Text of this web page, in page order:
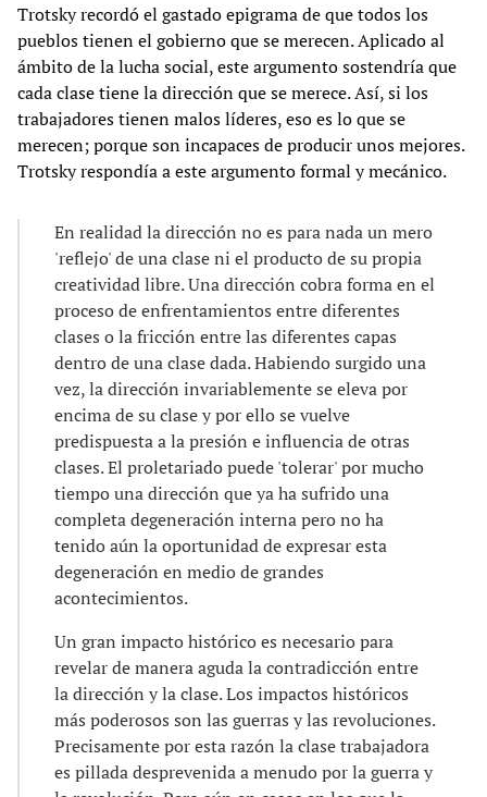
Trotsky recordó el gastado epigrama de que todos los
pueblos tienen el gobierno que se merecen. Aplicado al
ámbito de la lucha social, este argumento sostendría que
cada clase tiene la dirección que se merece. Así, si los
trabajadores tienen malos líderes, eso es lo que se
merecen; porque son incapaces de producir unos mejores.
Trotsky respondía a este argumento formal y mecánico.
En realidad la dirección no es para nada un mero
'reflejo' de una clase ni el producto de su propia
creatividad libre. Una dirección cobra forma en el
proceso de enfrentamientos entre diferentes
clases o la fricción entre las diferentes capas
dentro de una clase dada. Habiendo surgido una
vez, la dirección invariablemente se eleva por
encima de su clase y por ello se vuelve
predispuesta a la presión e influencia de otras
clases. El proletariado puede 'tolerar' por mucho
tiempo una dirección que ya ha sufrido una
completa degeneración interna pero no ha
tenido aún la oportunidad de expresar esta
degeneración en medio de grandes
acontecimientos.
Un gran impacto histórico es necesario para
revelar de manera aguda la contradicción entre
la dirección y la clase. Los impactos históricos
más poderosos son las guerras y las revoluciones.
Precisamente por esta razón la clase trabajadora
es pillada desprevenida a menudo por la guerra y